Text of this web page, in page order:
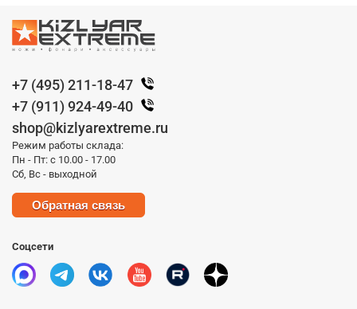
+7 (495) 211-18-47
+7 (911) 924-49-40
shop@kizlyarextreme.ru
Режим работы склада:
Пн - Пт: с 10.00 - 17.00
Сб, Вс - выходной
Обратная связь
Соцсети